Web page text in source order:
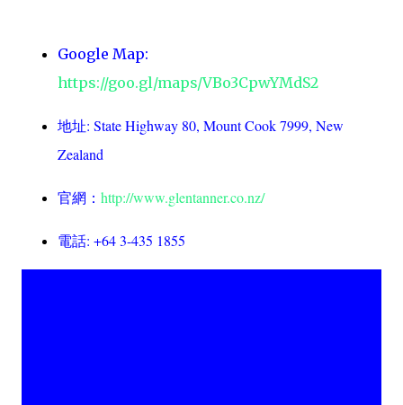
Google Map:
https://goo.gl/maps/VBo3CpwYMdS2
地址: State Highway 80, Mount Cook 7999, New
Zealand
官網： http://www.glentanner.co.nz/
電話: +64 3-435 1855